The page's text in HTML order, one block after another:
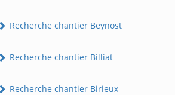
Recherche chantier Beynost
Recherche chantier Billiat
Recherche chantier Birieux